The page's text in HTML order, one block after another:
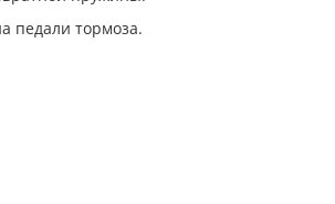
педали тормоза.